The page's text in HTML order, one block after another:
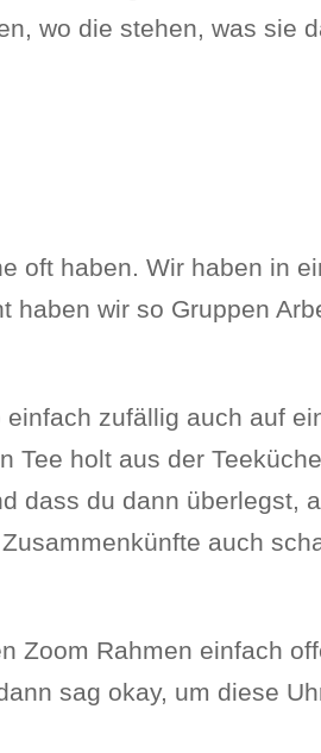
wo die stehen, was sie
oft haben. Wir haben in
haben wir so Gruppen
zufällig auch auf
Tee holt aus der
dass du dann überlegst,
auch
Zoom Rahmen einfach
sag okay, um diese